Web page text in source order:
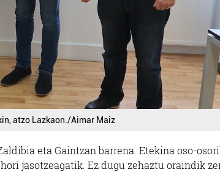
atzo Lazkaon./Aimar Maiz
eta Gaintzan barrena. Etekina oso-
jasotzeagatik. Ez dugu zehaztu oraindik